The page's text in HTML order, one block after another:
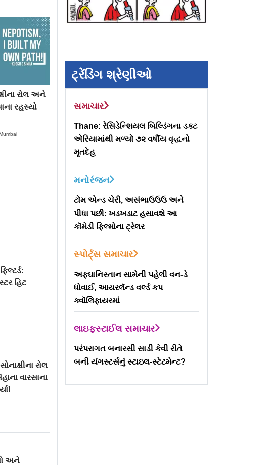
રોલ અને
રહસ્યો
હિટ
રોલ
વારસાના
અને
ટ્રેંડિંગ શ્રેણીઓ
સમાચાર
Thane: રેસિડેન્શિયલ બિલ્ડિંગના ડક્ટ
એરિયામાંથી મળ્યો ૭૨ વર્ષીય વૃદ્ધનો
મૃતદેહ
મનોરંજન
ટોમ એન્ડ ચેરી, અસંભાઉઉઉ અને
પીધા પછી: ખડખડાટ હસાવશે આ
કૉમેડી ફિલ્મોના ટ્રેલર
સ્પોર્ટ્સ સમાચાર
અફઘાનિસ્તાન સામેની પહેલી વન-ડે
ધોવાઈ, આયરલૅન્ડ વર્લ્ડ કપ
ક્વૉલિફાયરમાં
લાઇફસ્ટાઈલ સમાચાર
પરંપરાગત બનારસી સાડી કેવી રીતે
બની યંગસ્ટર્સનું સ્ટાઇલ-સ્ટેટમેન્ટ?